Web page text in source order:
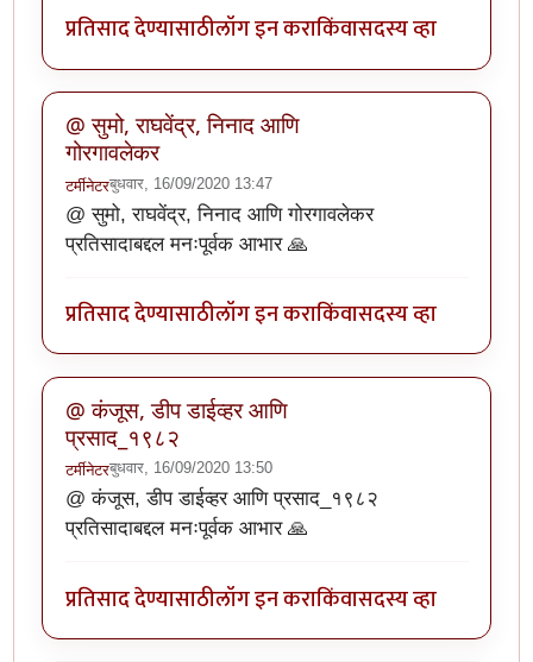
प्रतिसाद देण्यासाठीलॉग इन कराकिंवासदस्य व्हा
@ सुमो, राघवेंद्र, निनाद आणि
गोरगावलेकर
टर्मीनेटरबुधवार, 16/09/2020 13:47
@ सुमो, राघवेंद्र, निनाद आणि गोरगावलेकर
प्रतिसादाबद्दल मनःपूर्वक आभार 🙏
प्रतिसाद देण्यासाठीलॉग इन कराकिंवासदस्य व्हा
@ कंजूस, डीप डाईव्हर आणि
प्रसाद_१९८२
टर्मीनेटरबुधवार, 16/09/2020 13:50
@ कंजूस, डीप डाईव्हर आणि प्रसाद_१९८२
प्रतिसादाबद्दल मनःपूर्वक आभार 🙏
प्रतिसाद देण्यासाठीलॉग इन कराकिंवासदस्य व्हा